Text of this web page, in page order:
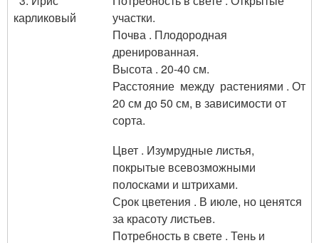
карликовый
участки.
Почва . Плодородная
дренированная.
Высота . 20-40 см.
Расстояние между растениями . От
20 см до 50 см, в зависимости от
сорта.
Цвет . Изумрудные листья,
покрытые всевозможными
полосками и штрихами.
Срок цветения . В июле, но ценятся
за красоту листьев.
Потребность в свете . Тень и